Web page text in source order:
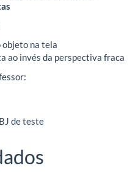
objeto na tela
ao invés da perspectiva fraca
de teste